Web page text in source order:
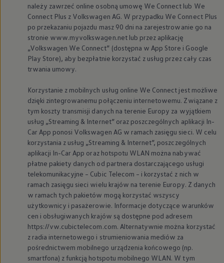
należy zawrzeć online osobną umowę We Connect lub We
Connect Plus z Volkswagen AG. W przypadku We Connect Plus
po przekazaniu pojazdu masz 90 dni na zarejestrowanie go na
stronie www.myvolkswagen.net lub przez aplikację
„Volkswagen We Connect” (dostępna w App Store i Google
Play Store), aby bezpłatnie korzystać z usług przez cały czas
trwania umowy.
Korzystanie z mobilnych usług online We Connect jest możliwe
dzięki zintegrowanemu połączeniu internetowemu. Związane z
tym koszty transmisji danych na terenie Europy za wyjątkiem
usług „Streaming & Internet” oraz poszczególnych aplikacji In-
Car App ponosi Volkswagen AG w ramach zasięgu sieci. W celu
korzystania z usług „Streaming & Internet”, poszczególnych
aplikacji In-Car App oraz hotspotu WLAN można nabywać
płatne pakiety danych od partnera dostarczającego usługi
telekomunikacyjne – Cubic Telecom – i korzystać z nich w
ramach zasięgu sieci wielu krajów na terenie Europy. Z danych
w ramach tych pakietów mogą korzystać wszyscy
użytkownicy i pasażerowie. Informacje dotyczące warunków
cen i obsługiwanych krajów są dostępne pod adresem
https://vw.cubictelecom.com. Alternatywnie można korzystać
z radia internetowego i strumieniowania mediów za
pośrednictwem mobilnego urządzenia końcowego (np.
smartfona) z funkcją hotspotu mobilnego WLAN. W tym